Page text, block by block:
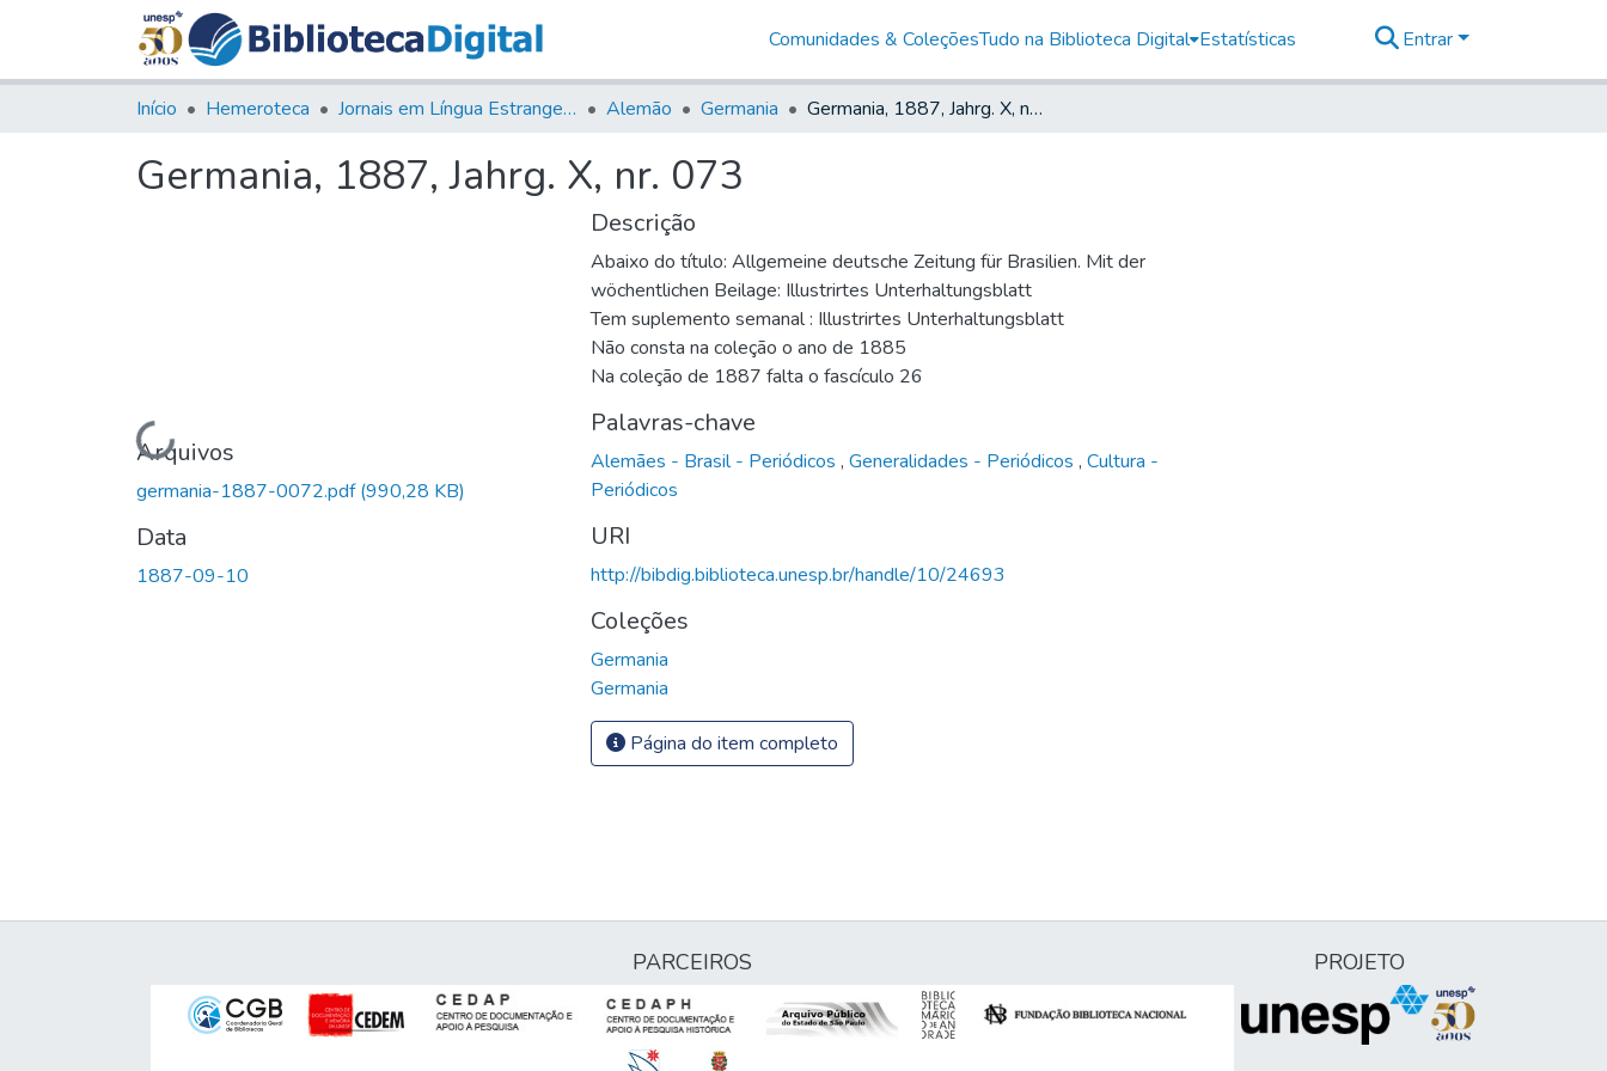
Comunidades & ColeçõesTudo na Biblioteca Digital Estatísticas Entrar
Início Hemeroteca Jornais em Língua Estrangeira Alemão Germania Germania, 1887, Jahrg. X, nr. 073
Germania, 1887, Jahrg. X, nr. 073
Carregando...
Arquivos
germania-1887-0072.pdf(990,28 KB)
Data
1887-09-10
Descrição
Abaixo do título: Allgemeine deutsche Zeitung für Brasilien. Mit der
wöchentlichen Beilage: Illustrirtes Unterhaltungsblatt
Tem suplemento semanal : Illustrirtes Unterhaltungsblatt
Não consta na coleção o ano de 1885
Na coleção de 1887 falta o fascículo 26
Palavras-chave
Alemães - Brasil - Periódicos , Generalidades - Periódicos , Cultura -
Periódicos
URI
http://bibdig.biblioteca.unesp.br/handle/10/24693
Coleções
Germania
Germania
Página do item completo
PARCEIROS PROJETO